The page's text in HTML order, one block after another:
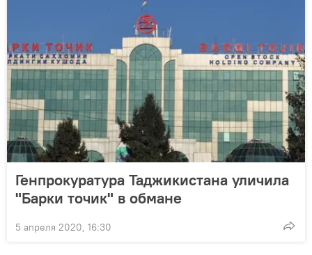
Генпрокуратура Таджикистана уличила
"Барки точик" в обмане
5 апреля 2020, 16:30